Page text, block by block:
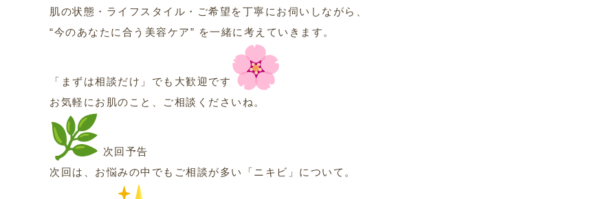
肌の状態・ライフスタイル・ご希望を丁寧にお伺いしながら、
“今のあなたに合う美容ケア” を一緒に考えていきます。
「まずは相談だけ」でも大歓迎です
お気軽にお肌のこと、ご相談くださいね。
次回予告
次回は、お悩みの中でもご相談が多い「ニキビ」について。